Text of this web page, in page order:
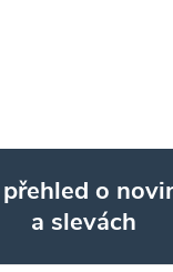
o
a slevách